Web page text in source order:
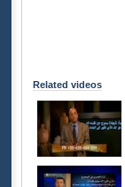
Related videos
ago